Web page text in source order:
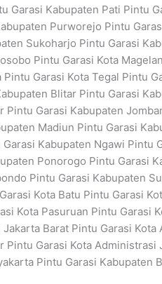
Garasi Kabupaten Pati Pintu
Purworejo Pintu
Sukoharjo Pintu Garasi
Pintu Garasi Kota
Garasi Kota Tegal Pintu
Blitar Pintu Garasi
Garasi Kabupaten
Madiun Pintu Garasi
Kabupaten Ngawi
Ponorogo Pintu Garasi
Pintu Garasi Kabupaten
Kota Batu Pintu Garasi
Kota Pasuruan Pintu
Barat Pintu Garasi
Pintu Garasi Kota
Pintu Garasi